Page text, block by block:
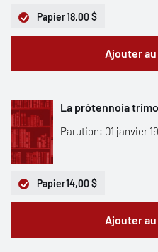
Papier18,00 $
Ajouter
La prôtennoia
Parution: 01 janvier
Papier14,00 $
Ajouter